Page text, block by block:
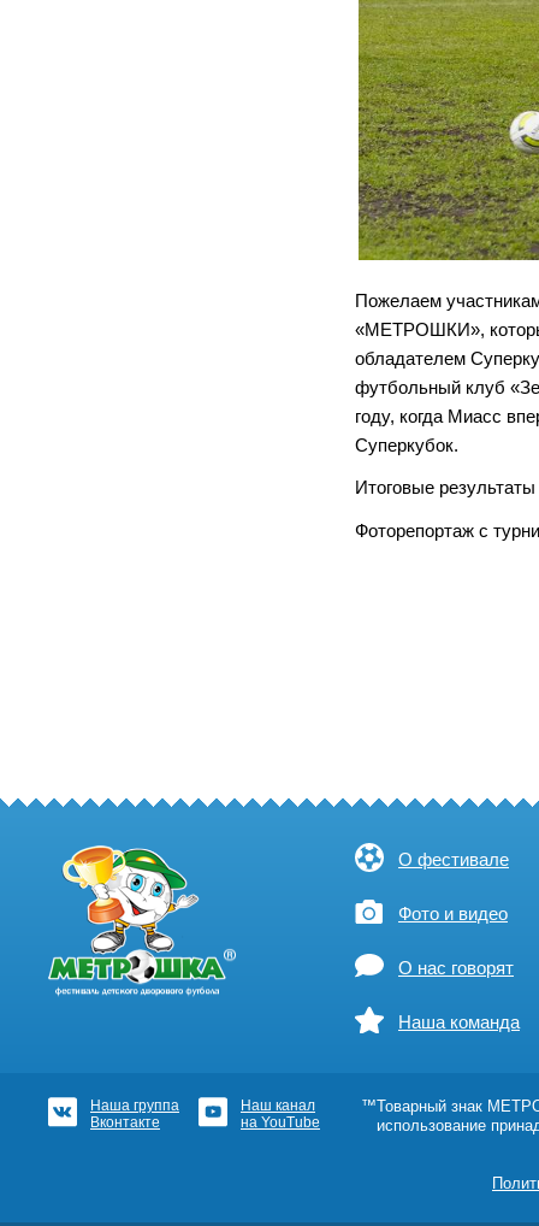
Пожелаем
«МЕТРОШКИ»,
обладателем
футбольный клуб
году, когда Миасс
Суперкубок.
Итоговые
Фоторепортаж с
О фестивале
Фото и видео
О нас говорят
Наша команда
Наша группа
Вконтакте
Наш канал
на YouTube
™Товарный знак
использование